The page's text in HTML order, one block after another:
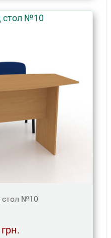
стол №10
стол №10